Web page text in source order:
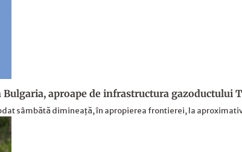
aproape de infrastructura gazoductului
sâmbătă dimineață, în apropierea frontierei, la